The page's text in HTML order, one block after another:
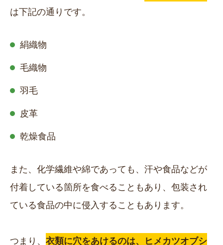
は下記の通りです。
絹織物
毛織物
羽毛
皮革
乾燥食品
また、化学繊維や綿であっても、汗や食品などが
付着している箇所を食べることもあり、包装され
ている食品の中に侵入することもあります。
つまり、 衣類に穴をあけるのは、ヒメカツオブシ